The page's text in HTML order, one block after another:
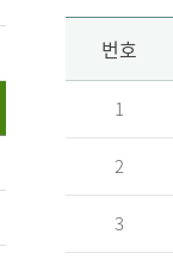
번호
1
2
3